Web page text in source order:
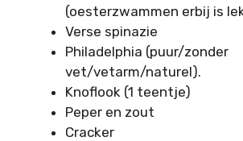
(oesterzwammen erbij is
Verse spinazie
Philadelphia (puur/zonder
vet/vetarm/naturel).
Knoflook (1 teentje)
Peper en zout
Cracker